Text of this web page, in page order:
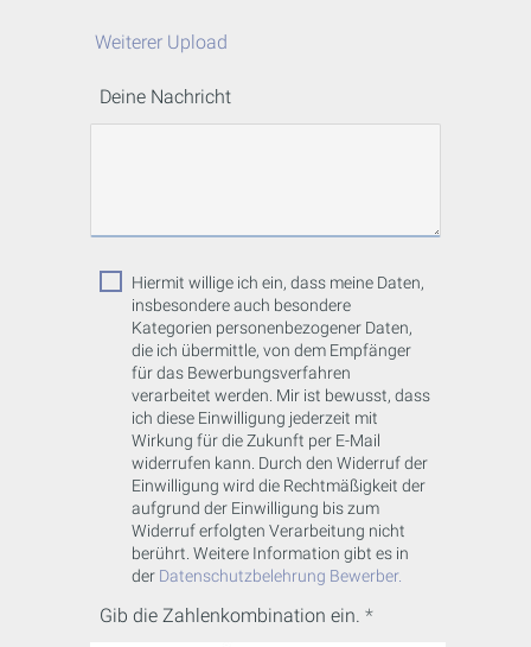
Weiterer Upload
Deine Nachricht
Hiermit willige ich ein, dass meine Daten,
insbesondere auch besondere
Kategorien personenbezogener Daten,
die ich übermittle, von dem Empfänger
für das Bewerbungsverfahren
verarbeitet werden. Mir ist bewusst, dass
ich diese Einwilligung jederzeit mit
Wirkung für die Zukunft per E-Mail
widerrufen kann. Durch den Widerruf der
Einwilligung wird die Rechtmäßigkeit der
aufgrund der Einwilligung bis zum
Widerruf erfolgten Verarbeitung nicht
berührt. Weitere Information gibt es in
der Datenschutzbelehrung Bewerber.
Gib die Zahlenkombination ein.